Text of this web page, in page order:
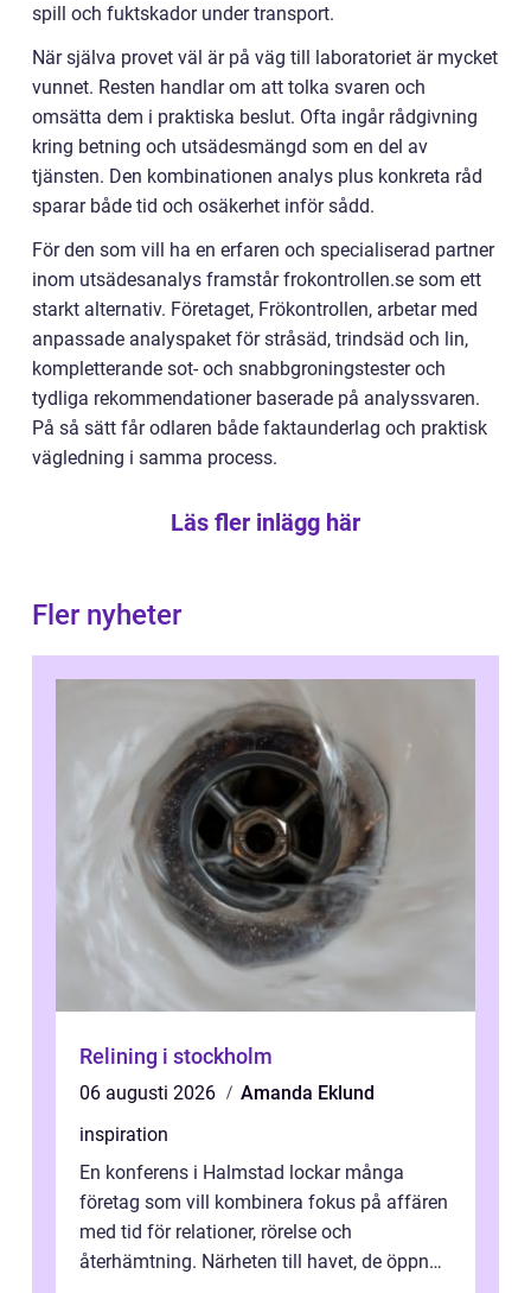
spill och fuktskador under transport.
När själva provet väl är på väg till laboratoriet är mycket
vunnet. Resten handlar om att tolka svaren och
omsätta dem i praktiska beslut. Ofta ingår rådgivning
kring betning och utsädesmängd som en del av
tjänsten. Den kombinationen analys plus konkreta råd
sparar både tid och osäkerhet inför sådd.
För den som vill ha en erfaren och specialiserad partner
inom utsädesanalys framstår frokontrollen.se som ett
starkt alternativ. Företaget, Frökontrollen, arbetar med
anpassade analyspaket för stråsäd, trindsäd och lin,
kompletterande sot- och snabbgroningstester och
tydliga rekommendationer baserade på analyssvaren.
På så sätt får odlaren både faktaunderlag och praktisk
vägledning i samma process.
Läs fler inlägg här
Fler nyheter
Relining i stockholm
06 augusti 2026
Amanda Eklund
inspiration
En konferens i Halmstad lockar många
företag som vill kombinera fokus på affären
med tid för relationer, rörelse och
återhämtning. Närheten till havet, de öppna